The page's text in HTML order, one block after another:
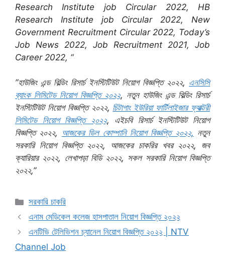
Research Institute job Circular 2022, HB
Research Institute job Circular 2022, New
Government Recruitment Circular 2022, Today’s
Job News 2022, Job Recruitment 2021, Job
Career 2022, “
”হাউজিং এন্ড বিল্ডিং রিসার্চ ইনস্টিটিউট নিয়োগ বিজ্ঞপ্তি ২০২২, এনসিসি
ব্যাংক লিমিটেড নিয়োগ বিজ্ঞপ্তি ২০২২, নতুন হাউজিং এন্ড বিল্ডিং রিসার্চ
ইনস্টিটিউট নিয়োগ বিজ্ঞপ্তি ২০২২, চিটাগাং ইউরিয়া ফার্টিলাইজার ফ্যাক্টরী
লিমিটেড নিয়োগ বিজ্ঞপ্তি ২০২২, এইচবি রিসার্চ ইনস্টিটিউট নিয়োগ
বিজ্ঞপ্তি ২০২২, আজকের ডিল কোম্পানি নিয়োগ বিজ্ঞপ্তি ২০২২, নতুন
সরকারি নিয়োগ বিজ্ঞপ্তি ২০২২, আজকের চাকরির খবর ২০২২, জব
ক্যারিয়ার ২০২২, লেখাপড়া বিডি ২০২২, সকল সরকারি নিয়োগ বিজ্ঞপ্তি
২০২২,”
Categories
সরকারি চাকরি
এনাম মেডিকেল কলেজ হাসপাতাল নিয়োগ বিজ্ঞপ্তি ২০২২
এনটিভি টেলিভিশন চ্যানেল নিয়োগ বিজ্ঞপ্তি ২০২২ | NTV
Channel Job